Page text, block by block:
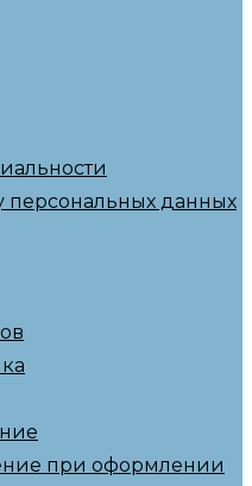
персональных данных
при оформлении